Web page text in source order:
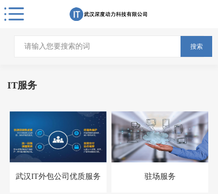
搜索
IT服务
武汉IT外包公司优质服务 驻场服务